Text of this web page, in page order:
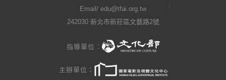
Email/ edu@tfai.org.tw
242030 新北市新莊區文藝路2號
指導單位：
主辦單位：